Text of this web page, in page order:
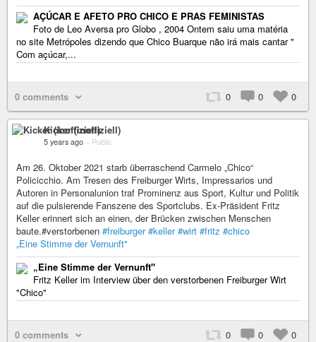
AÇÚCAR E AFETO PRO CHICO E PRAS FEMINISTAS
Foto de Leo Aversa pro Globo , 2004 Ontem saiu uma matéria
no site Metrópoles dizendo que Chico Buarque não irá mais cantar "
Com açúcar,...
0 comments 0 0 0
Kicker (inoffiziell)
5 years ago – Public
Am 26. Oktober 2021 starb überraschend Carmelo „Chico“
Policicchio. Am Tresen des Freiburger Wirts, Impressarios und
Autoren in Personalunion traf Prominenz aus Sport, Kultur und Politik
auf die pulsierende Fanszene des Sportclubs. Ex-Präsident Fritz
Keller erinnert sich an einen, der Brücken zwischen Menschen
baute.#verstorbenen #freiburger #keller #wirt #fritz #chico
„Eine Stimme der Vernunft"
„Eine Stimme der Vernunft"
Fritz Keller im Interview über den verstorbenen Freiburger Wirt
"Chico"
0 comments 0 0 0